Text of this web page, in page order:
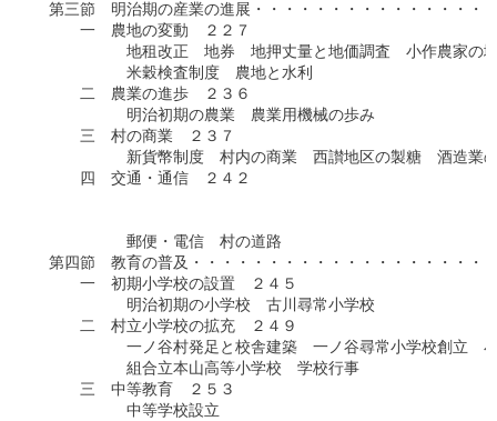
第三節　明治期の産業の進展・・・・・・・・・・・・・・・
一　農地の変動　２２７
地租改正　地券　地押丈量と地価調査　小作農家の
米穀検査制度　農地と水利
二　農業の進歩　２３６
明治初期の農業　農業用機械の歩み
三　村の商業　２３７
新貨幣制度　村内の商業　西讃地区の製糖　酒造業の
四　交通・通信　２４２
郵便・電信　村の道路
第四節　教育の普及・・・・・・・・・・・・・・・・・・・
一　初期小学校の設置　２４５
明治初期の小学校　古川尋常小学校
二　村立小学校の拡充　２４９
一ノ谷村発足と校舎建築　一ノ谷尋常小学校創立　小
組合立本山高等小学校　学校行事
三　中等教育　２５３
中等学校設立